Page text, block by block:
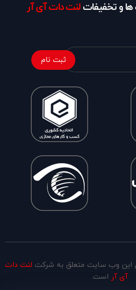
ها و تخفیفاتلنت دات آی آر
ثبت نام
این وب سایت متعلق به شرکت لنت دات
آی آر است.